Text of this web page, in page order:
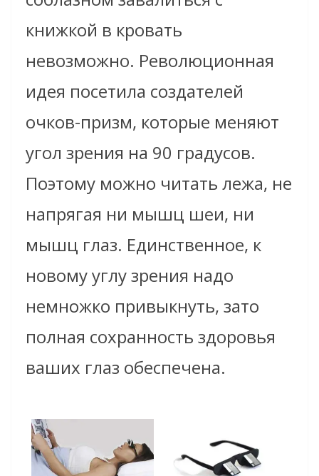
книжкой в кровать
невозможно. Революционная
идея посетила создателей
очков-призм, которые меняют
угол зрения на 90 градусов.
Поэтому можно читать лежа, не
напрягая ни мышц шеи, ни
мышц глаз. Единственное, к
новому углу зрения надо
немножко привыкнуть, зато
полная сохранность здоровья
ваших глаз обеспечена.